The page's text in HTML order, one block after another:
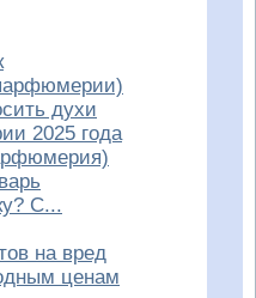
духи
2025 года
С...
на вред
ценам